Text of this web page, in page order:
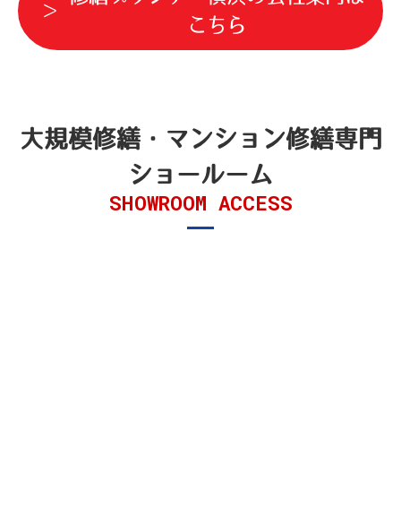
こちら
大規模修繕・マンション修繕専門
ショールーム
SHOWROOM ACCESS